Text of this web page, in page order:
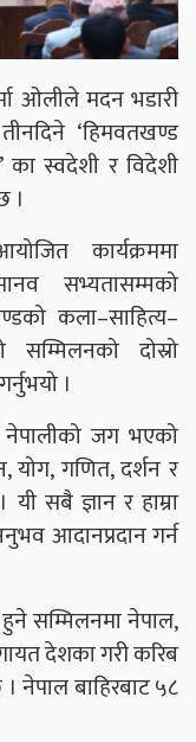
ओलीले मदन भडारी
तीनदिने ‘हिमवतखण्ड
का स्वदेशी र विदेशी
।
कार्यक्रममा
सभ्यतासम्मको
कला–साहित्य–
सम्मिलनको दोस्रो
।
नेपालीको जग भएको
योग, गणित, दर्शन र
सबै ज्ञान र हाम्रा
आदानप्रदान गर्न
सम्मिलनमा नेपाल,
देशका गरी करिब
नेपाल बाहिरबाट ५८